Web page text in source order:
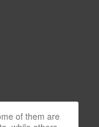
of them are